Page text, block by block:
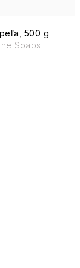
500 g
Soaps